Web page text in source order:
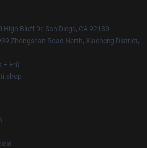
High Bluff Dr, San Diego, CA 92130
Zhongshan Road North, Xiacheng District,
– Fri)